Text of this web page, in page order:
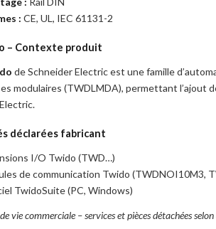
: CE, UL, IEC 61131-2
– Contexte produit
de Schneider Electric est une famille
modulaires (TWDLMDA), permettant
déclarées fabricant
I/O Twido (TWD…)
de communication Twido (TWDNOI10M3,
TwidoSuite (PC, Windows)
vie commerciale – services et pièces détachées